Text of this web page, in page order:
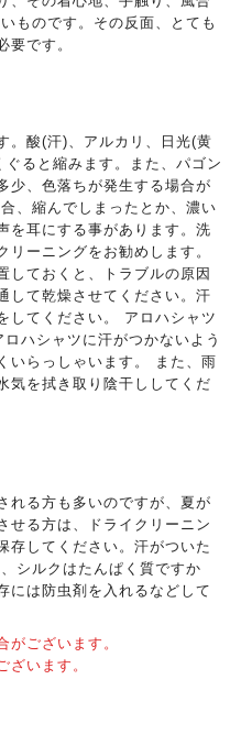
ものです。その反面、とても
要です。
。酸(汗)、アルカリ、日光(黄
ると縮みます。また、パゴン
少、色落ちが発生する場合が
、縮んでしまったとか、濃い
を耳にする事があります。洗
ーニングをお勧めします。
しておくと、トラブルの原因
して乾燥させてください。汗
してください。 アロハシャツ
ハシャツに汗がつかないよう
いらっしゃいます。 また、雨
気を拭き取り陰干ししてくだ
れる方も多いのですが、夏が
せる方は、ドライクリーニン
存してください。汗がついた
シルクはたんぱく質ですか
には防虫剤を入れるなどして
ございます。
います。